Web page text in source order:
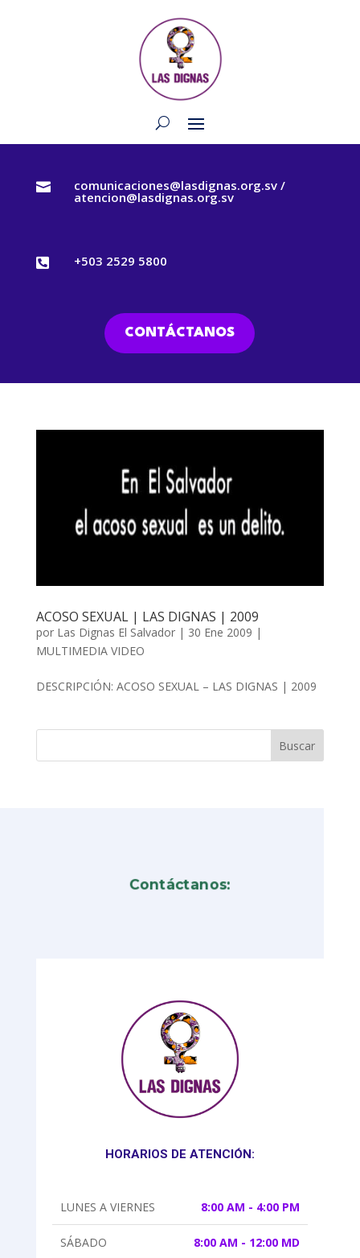
 comunicaciones@lasdignas.org.sv /
atencion@lasdignas.org.sv
 +503 2529 5800
CONTÁCTANOS
ACOSO SEXUAL | LAS DIGNAS | 2009
por Las Dignas El Salvador| 30 Ene 2009 |
MULTIMEDIA VIDEO
DESCRIPCIÓN: ACOSO SEXUAL – LAS DIGNAS | 2009
Contáctanos:
HORARIOS DE ATENCIÓN:
LUNES A VIERNES 8:00 AM - 4:00 PM
SÁBADO 8:00 AM - 12:00 MD